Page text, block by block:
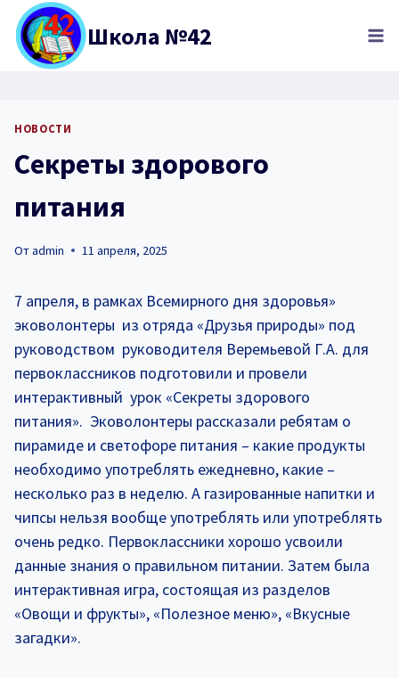
Перейти
содержимому
Школа №42
НОВОСТИ
Секреты здорового
питания
Отadmin 11 апреля, 2025
7 апреля, в рамках Всемирного дня здоровья»
эковолонтеры из отряда «Друзья природы» под
руководством руководителя Веремьевой Г.А. для
первоклассников подготовили и провели
интерактивный урок «Секреты здорового
питания». Эковолонтеры рассказали ребятам о
пирамиде и светофоре питания – какие продукты
необходимо употреблять ежедневно, какие –
несколько раз в неделю. А газированные напитки и
чипсы нельзя вообще употреблять или употреблять
очень редко. Первоклассники хорошо усвоили
данные знания о правильном питании. Затем была
интерактивная игра, состоящая из разделов
«Овощи и фрукты», «Полезное меню», «Вкусные
загадки».